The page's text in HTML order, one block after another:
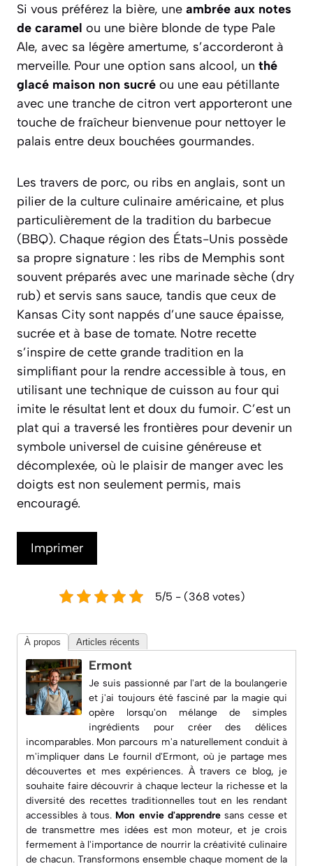
Si vous préférez la bière, une ambrée aux notes
de caramel ou une bière blonde de type Pale
Ale, avec sa légère amertume, s’accorderont à
merveille. Pour une option sans alcool, un thé
glacé maison non sucré ou une eau pétillante
avec une tranche de citron vert apporteront une
touche de fraîcheur bienvenue pour nettoyer le
palais entre deux bouchées gourmandes.
Les travers de porc, ou ribs en anglais, sont un
pilier de la culture culinaire américaine, et plus
particulièrement de la tradition du barbecue
(BBQ). Chaque région des États-Unis possède
sa propre signature : les ribs de Memphis sont
souvent préparés avec une marinade sèche (dry
rub) et servis sans sauce, tandis que ceux de
Kansas City sont nappés d’une sauce épaisse,
sucrée et à base de tomate. Notre recette
s’inspire de cette grande tradition en la
simplifiant pour la rendre accessible à tous, en
utilisant une technique de cuisson au four qui
imite le résultat lent et doux du fumoir. C’est un
plat qui a traversé les frontières pour devenir un
symbole universel de cuisine généreuse et
décomplexée, où le plaisir de manger avec les
doigts est non seulement permis, mais
encouragé.
Imprimer
5/5 - (368 votes)
À propos Articles récents
Ermont
Je suis passionné par l'art de la boulangerie
et j'ai toujours été fasciné par la magie qui
opère lorsqu'on mélange de simples
ingrédients pour créer des délices
incomparables. Mon parcours m'a naturellement conduit à
m'impliquer dans Le fournil d'Ermont, où je partage mes
découvertes et mes expériences. À travers ce blog, je
souhaite faire découvrir à chaque lecteur la richesse et la
diversité des recettes traditionnelles tout en les rendant
accessibles à tous. Mon envie d'apprendresans cesse et
de transmettre mes idées est mon moteur, et je crois
fermement à l'importance de nourrir la créativité culinaire
de chacun. Transformons ensemble chaque moment de la